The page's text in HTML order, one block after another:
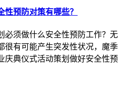
预防对策有哪些？
必须做什么安全性预防工作？无
很有可能产生突发性状况，魔季
庆典仪式活动策划做好安全性预